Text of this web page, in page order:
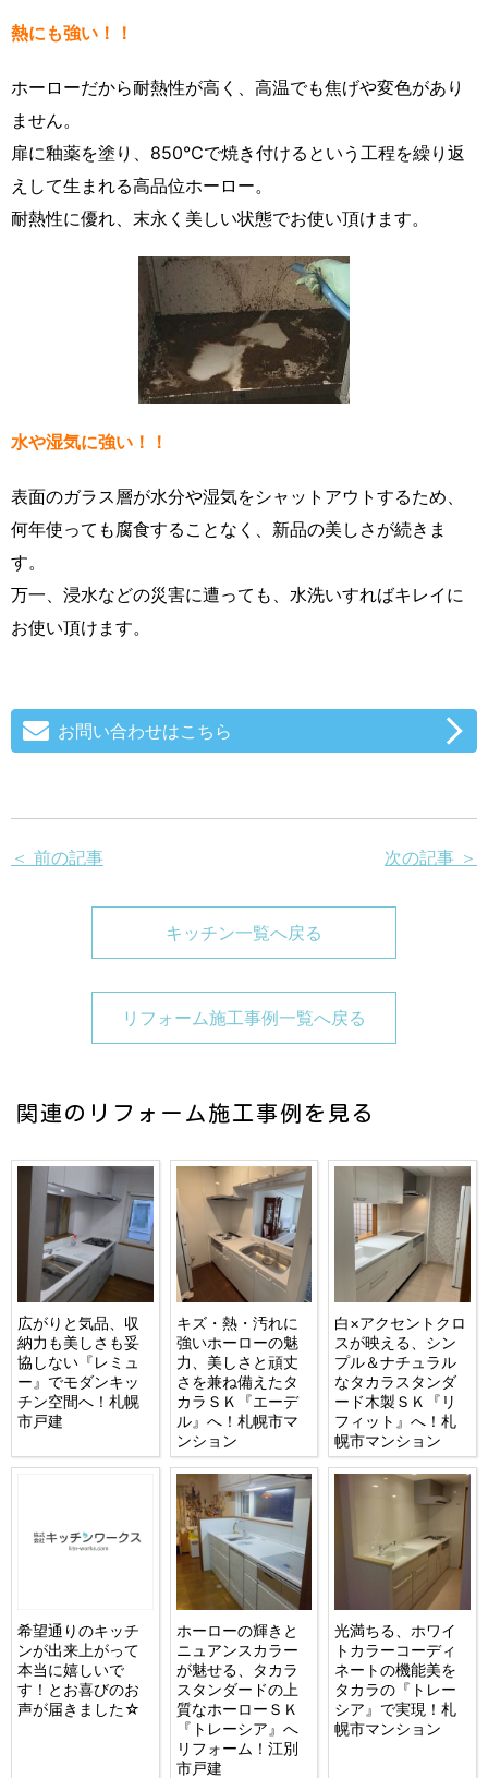
熱にも強い！！
ホーローだから耐熱性が高く、高温でも焦げや変色があり
ません。
扉に釉薬を塗り、850℃で焼き付けるという工程を繰り返
えして生まれる高品位ホーロー。
耐熱性に優れ、末永く美しい状態でお使い頂けます。
水や湿気に強い！！
表面のガラス層が水分や湿気をシャットアウトするため、
何年使っても腐食することなく、新品の美しさが続きま
す。
万一、浸水などの災害に遭っても、水洗いすればキレイに
お使い頂けます。
お問い合わせはこちら
＜ 前の記事 次の記事 ＞
キッチン一覧へ戻る
リフォーム施工事例一覧へ戻る
関連のリフォーム施工事例を見る
広がりと気品、収
納力も美しさも妥
協しない『レミュ
ー』でモダンキッ
チン空間へ！札幌
市戸建
キズ・熱・汚れに
強いホーローの魅
力、美しさと頑丈
さを兼ね備えたタ
カラＳＫ『エーデ
ル』へ！札幌市マ
ンション
白×アクセントクロ
スが映える、シン
プル＆ナチュラル
なタカラスタンダ
ード木製ＳＫ『リ
フィット』へ！札
幌市マンション
希望通りのキッチ
ンが出来上がって
本当に嬉しいで
す！とお喜びのお
声が届きました☆
ホーローの輝きと
ニュアンスカラー
が魅せる、タカラ
スタンダードの上
質なホーローＳＫ
『トレーシア』へ
リフォーム！江別
市戸建
光満ちる、ホワイ
トカラーコーディ
ネートの機能美を
タカラの『トレー
シア』で実現！札
幌市マンション